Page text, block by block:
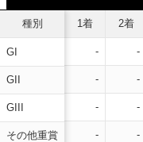
種別
GI
GII
GIII
その他重賞
1着 2着
- -
- -
- -
- -